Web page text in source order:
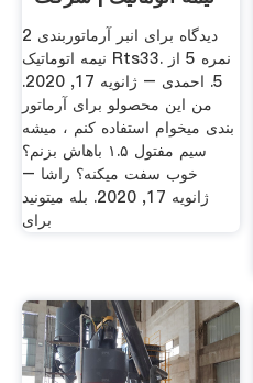
2 دیدگاه برای انبر آرماتوربندی
نیمه اتوماتیک Rts33. نمره 5 از
5. احمدی – ژانویه 17, 2020.
من این محصولو برای آرماتور
بندی میخوام استفاده کنم ، میشه
سیم مفتول ۱.۵ باهاش بزنم؟
خوب سفت میکنه؟ راشا –
ژانویه 17, 2020. بله میتونید
برای